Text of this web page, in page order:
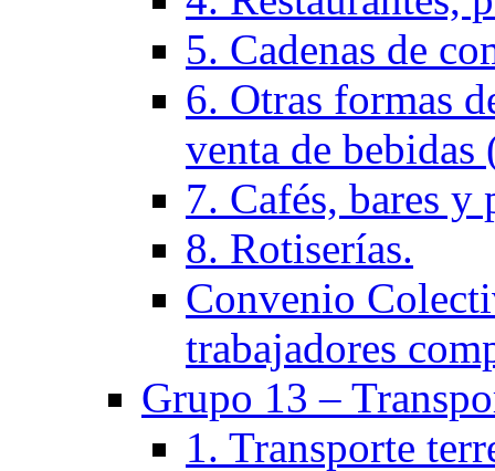
5. Cadenas de
6. Otras formas
venta de bebidas
7. Cafés, bares y
8. Rotiserías.
Convenio
trabajadores
Grupo 13 –
1. Transporte